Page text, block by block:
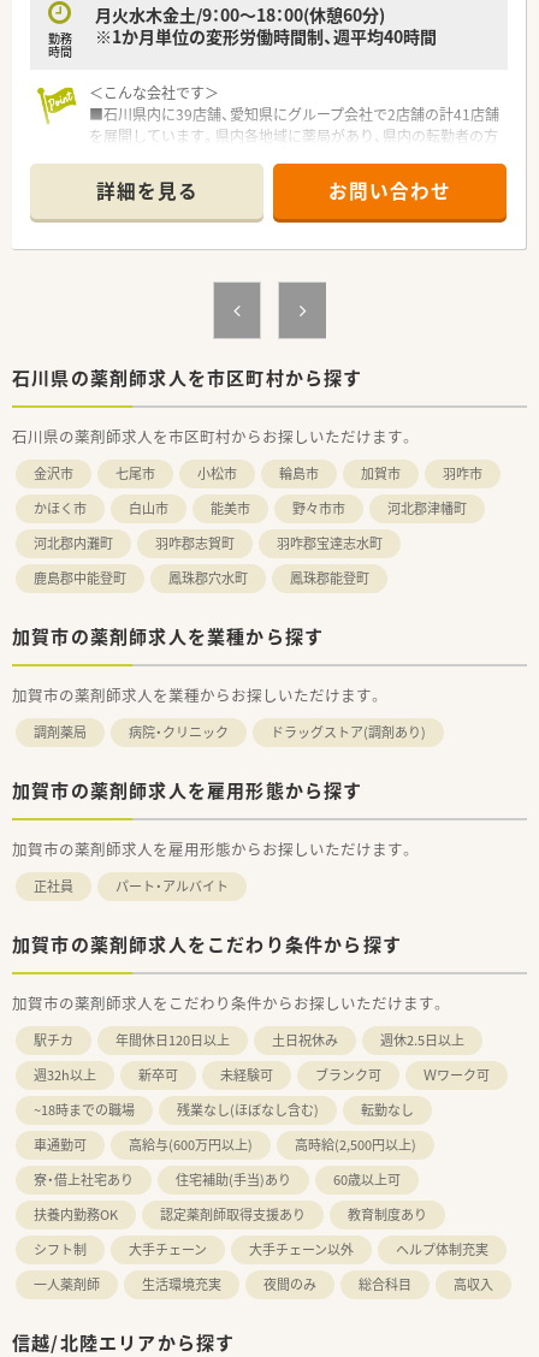
勤務
時間
月火水木金土/9：00～18：00(休憩60分)
※1か月単位の変形労働時間制、週平均40時間
＜こんな会社です＞
■石川県内に39店舗、愛知県にグループ会社で2店舗の計41店舗
を展開しています。県内各地域に薬局があり、県内の転勤者の方
■薬局としての機能だけではなく、サプリメントやカフェなども
作っています。
＜店舗特徴＞
■カフェのようなおしゃれな薬局です。
■調剤室の機械化を積極的に進めており、設備も充実していま
詳細を見る お問い合わせ
石川県の薬剤師求人を市区町村から探す
石川県の薬剤師求人を市区町村からお探しいただけます。
金沢市 七尾市 小松市 輪島市 加賀市
羽咋市
かほく市
白山市 能美市 野々市市
河北郡津幡町
河北郡内灘町
羽咋郡志賀町
羽咋郡宝達志水町
鹿島郡中能登町
鳳珠郡穴水町 鳳珠郡能登町
加賀市の薬剤師求人を業種から探す
加賀市の薬剤師求人を業種からお探しいただけます。
調剤薬局 病院・クリニック ドラッグストア(調剤あり)
加賀市の薬剤師求人を雇用形態から探す
加賀市の薬剤師求人を雇用形態からお探しいただけます。
正社員 パート・アルバイト
加賀市の薬剤師求人をこだわり条件から探す
加賀市の薬剤師求人をこだわり条件からお探しいただけます。
駅チカ 年間休日120日以上 土日祝休み
週休2.5日以上
週32h以上
新卒可 未経験可 ブランク可
Ｗワーク可
~18時までの職場
残業なし(ほぼなし含む)
転勤なし
車通勤可
高給与(600万円以上)
高時給(2,500円以上)
寮・借上社宅あり
住宅補助(手当)あり
60歳以上可
扶養内勤務OK
認定薬剤師取得支援あり
教育制度あり
シフト制
大手チェーン 大手チェーン以外
ヘルプ体制充実
一人薬剤師
生活環境充実 夜間のみ 総合科目 高収入
信越/北陸エリアから探す